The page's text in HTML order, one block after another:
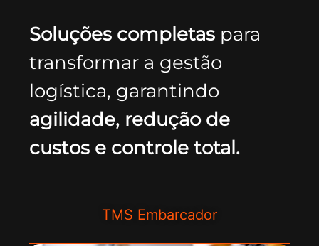
Soluções completas para
transformar a gestão
logística, garantindo
agilidade, redução de
custos e controle total.
TMS Embarcador